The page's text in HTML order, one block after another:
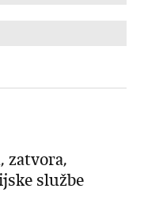
zatvora,
službe